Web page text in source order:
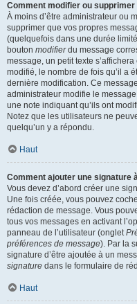
Comment modifier ou supprimer
À moins d’être administrateur ou
supprimer que vos propres
(quelquefois dans une durée
bouton modifierdu message
message, un petit texte
modifié, le nombre de fois qu’il a
dernière modification. Ce
administrateur modifie le
une note indiquant qu’ils ont
Notez que les utilisateurs ne
quelqu’un y a répondu.
Haut
Comment ajouter une signature
Vous devez d’abord créer une
Une fois créée, vous pouvez
rédaction de message. Vous
tous vos messages en activant
panneau de l’utilisateur (onglet
préférences de message). Par la
signature d’être ajoutée à un
signature dans le formulaire de
Haut